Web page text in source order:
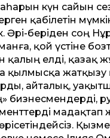
күн сайын
қабілетін
Әрі-беріден соң
қой үстіне
елді, қазақ
қылмысқа
айталық,